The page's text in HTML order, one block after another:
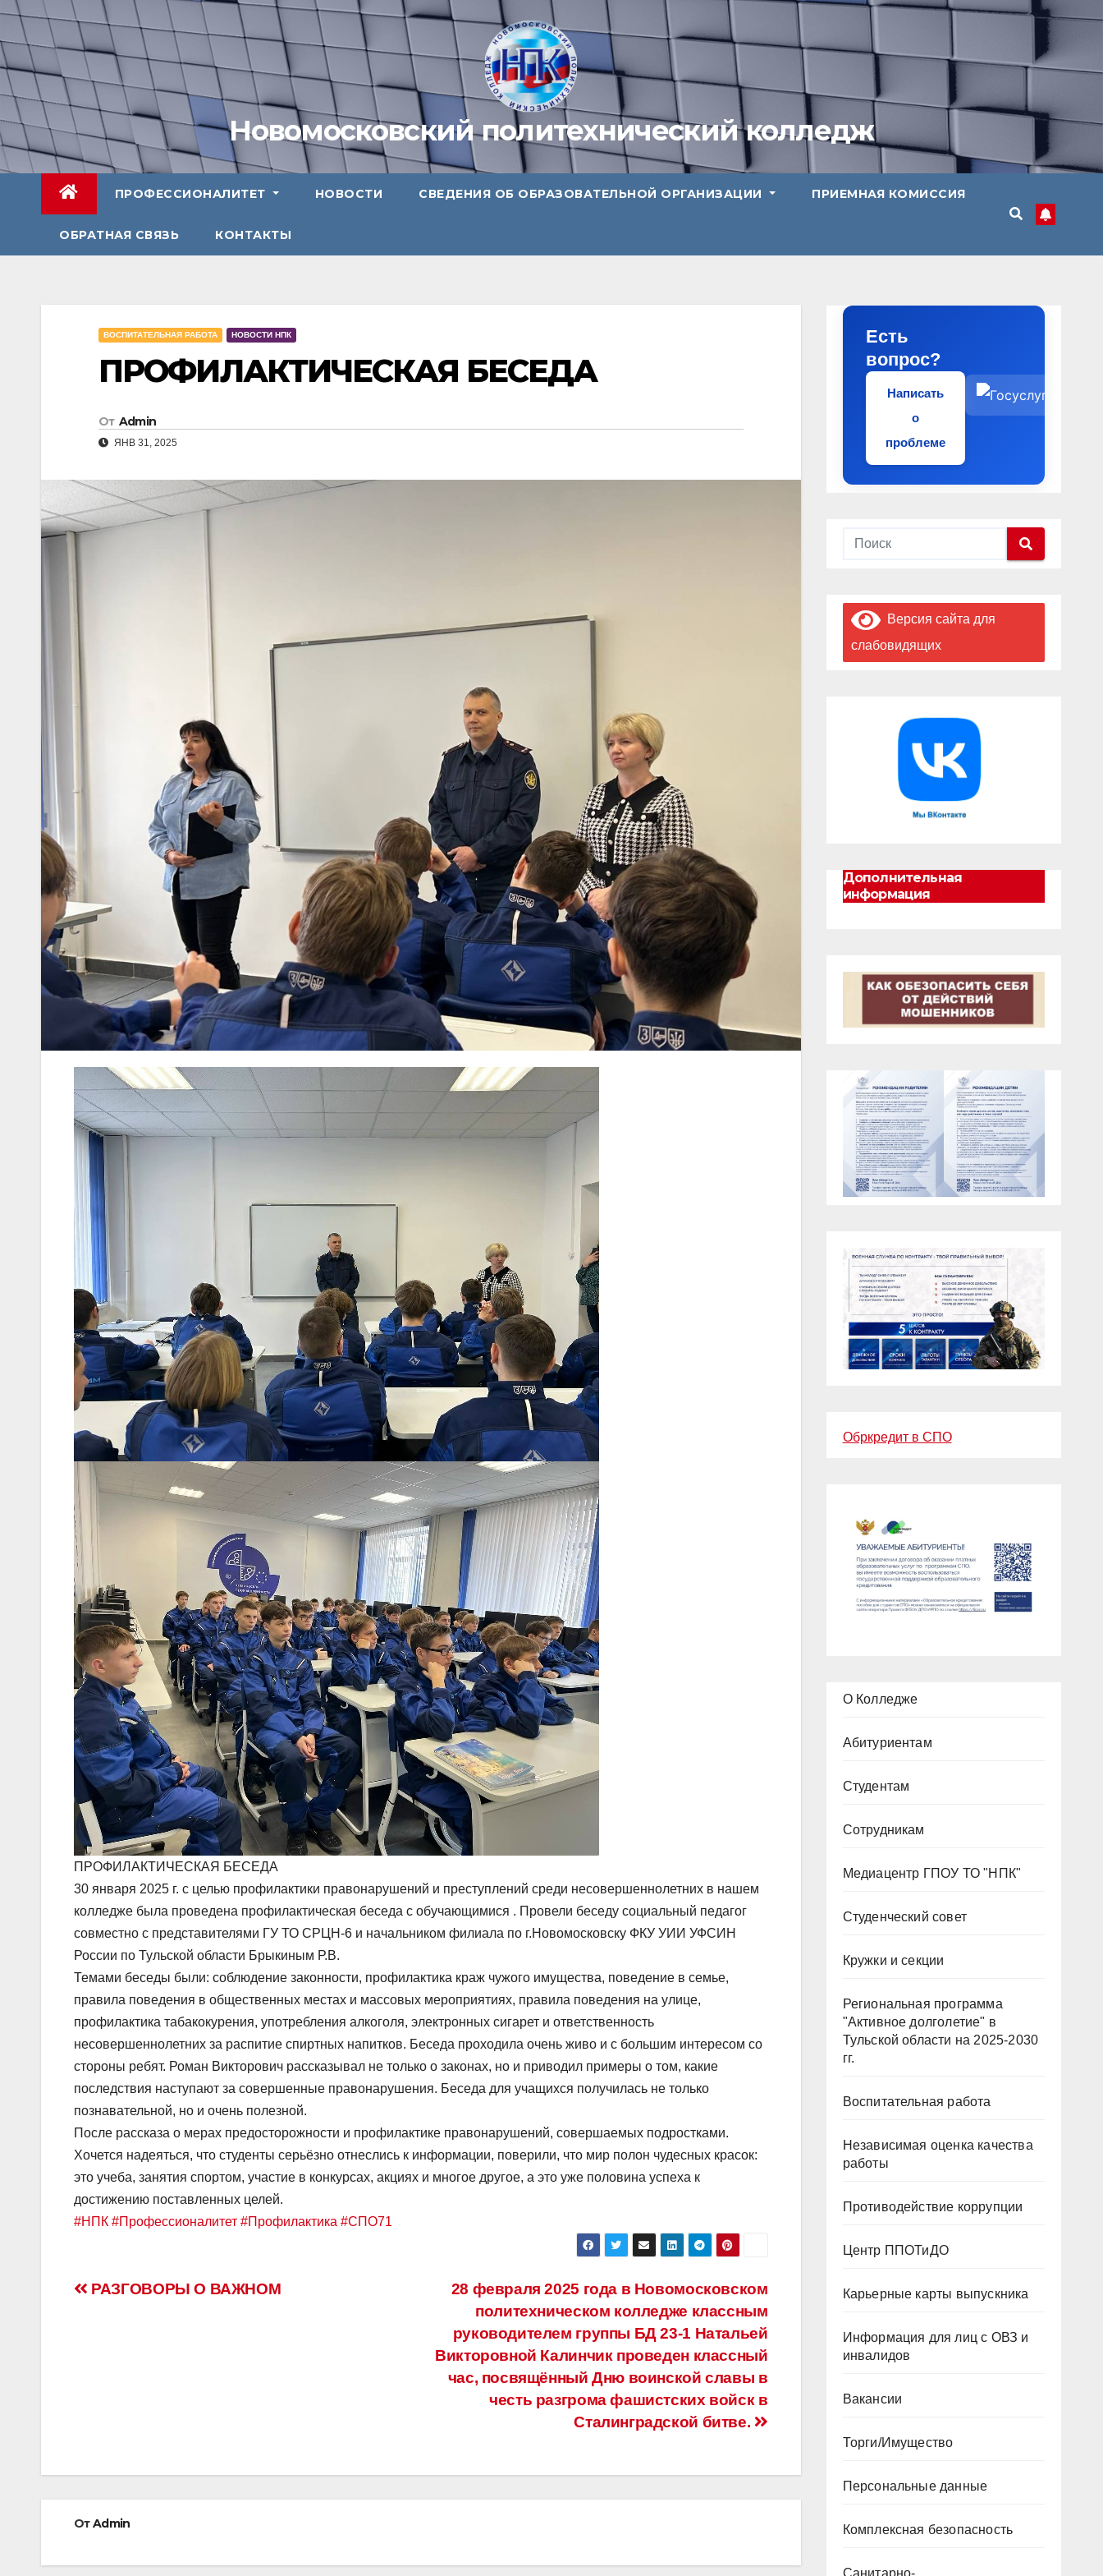
Перейти
содержимому
Новомосковский политехнический колледж
ПРОФЕССИОНАЛИТЕТ НОВОСТИ СВЕДЕНИЯ ОБ ОБРАЗОВАТЕЛЬНОЙ ОРГАНИЗАЦИИ ПРИЕМНАЯ КОМИССИЯ
ОБРАТНАЯ СВЯЗЬ КОНТАКТЫ
ВОСПИТАТЕЛЬНАЯ РАБОТА НОВОСТИ НПК
ПРОФИЛАКТИЧЕСКАЯ БЕСЕДА
От Admin
ЯНВ 31, 2025
ПРОФИЛАКТИЧЕСКАЯ БЕСЕДА
30 января 2025 г. с целью профилактики правонарушений и преступлений среди несовершеннолетних в нашем
колледже была проведена профилактическая беседа с обучающимися . Провели беседу социальный педагог
совместно с представителями ГУ ТО СРЦН-6 и начальником филиала по г.Новомосковску ФКУ УИИ УФСИН
России по Тульской области Брыкиным Р.В.
Темами беседы были: соблюдение законности, профилактика краж чужого имущества, поведение в семье,
правила поведения в общественных местах и массовых мероприятиях, правила поведения на улице,
профилактика табакокурения, употребления алкоголя, электронных сигарет и ответственность
несовершеннолетних за распитие спиртных напитков. Беседа проходила очень живо и с большим интересом со
стороны ребят. Роман Викторович рассказывал не только о законах, но и приводил примеры о том, какие
последствия наступают за совершенные правонарушения. Беседа для учащихся получилась не только
познавательной, но и очень полезной.
После рассказа о мерах предосторожности и профилактике правонарушений, совершаемых подростками.
Хочется надеяться, что студенты серьёзно отнеслись к информации, поверили, что мир полон чудесных красок:
это учеба, занятия спортом, участие в конкурсах, акциях и многое другое, а это уже половина успеха к
достижению поставленных целей.
#НПК #Профессионалитет #Профилактика #СПО71
Навигация
28 февраля 2025 года в Новомосковском
политехническом колледже классным
руководителем группы БД 23-1 Натальей
Викторовной Калинчик проведен классный
час, посвящённый Дню воинской славы в
честь разгрома фашистских войск в
Сталинградской битве.
РАЗГОВОРЫ О ВАЖНОМ
ОтAdmin
Есть
вопрос?
Написать
о
проблеме
Версия сайта для
слабовидящих
Дополнительная
информация
Обркредит в СПО
О Колледже
Абитуриентам
Студентам
Сотрудникам
Медиацентр ГПОУ ТО "НПК"
Студенческий совет
Кружки и секции
Региональная программа
"Активное долголетие" в
Тульской области на 2025-2030
гг.
Воспитательная работа
Независимая оценка качества
работы
Противодействие коррупции
Центр ППОТиДО
Карьерные карты выпускника
Информация для лиц с ОВЗ и
инвалидов
Вакансии
Торги/Имущество
Персональные данные
Комплексная безопасность
Санитарно-